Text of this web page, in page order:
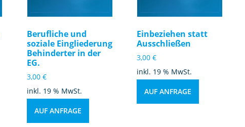
Berufliche und
soziale Eingliederung
Behinderter in der
EG.
3,00€
inkl. 19 % MwSt.
AUF ANFRAGE
Einbeziehen statt
Ausschließen
3,00€
inkl. 19 % MwSt.
AUF ANFRAGE